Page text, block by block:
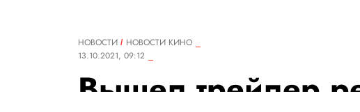
НОВОСТИ
НОВОСТИ КИНО
13.10.2021, 09:12
Вышел трейлер